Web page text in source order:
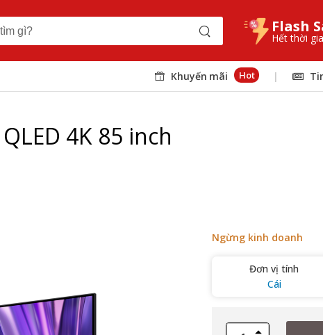
Flash
Hết thời
Khuyến mãi Hot |
4K 85 inch
Ngừng kinh doanh
Đơn vị tính
Cái